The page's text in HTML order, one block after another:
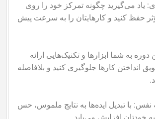
یاد می‌گیرید چگونه تمرکز خود را روی
حفظ کنید و کارهایتان را به سرعت پیش
دوره به شما ابزارها و تکنیک‌هایی ارائه
انداختن کارها جلوگیری کنید و بلافاصله
نفس: با تبدیل ایده‌ها به نتایج ملموس، حس